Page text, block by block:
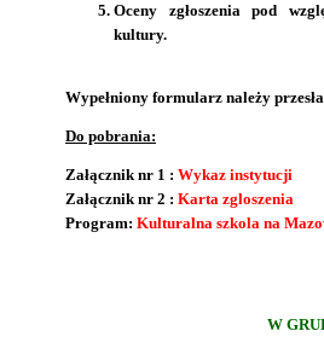
Oceny zgłoszenia pod
kultury.
Wypełniony formularz należy
Do pobrania:
Załącznik nr 1 : Wykaz instytucji
Załącznik nr 2 : Karta zgloszenia
Program: Kulturalna szkola na
W